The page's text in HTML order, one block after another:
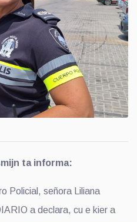
ta informa:
Policial, señora Liliana
a declara, cu e kier a